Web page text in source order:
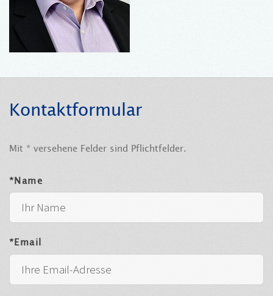
Kontaktformular
Mit * versehene Felder sind Pflichtfelder.
*Name
*Email